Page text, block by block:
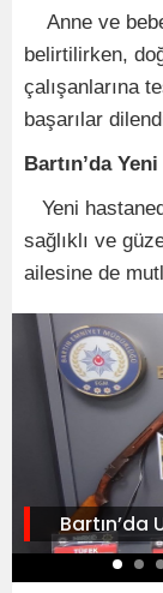
Anne ve
belirtilirken,
çalışanlarına
başarılar
Bartın’da
Yeni
sağlıklı ve
ailesine de
Bartın’da